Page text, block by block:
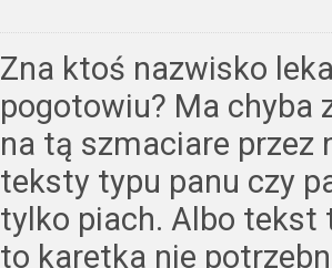
Zna ktoś nazwisko
pogotowiu? Ma chyba
na tą szmaciare przez
teksty typu panu czy
tylko piach. Albo tekst
to karetka nie